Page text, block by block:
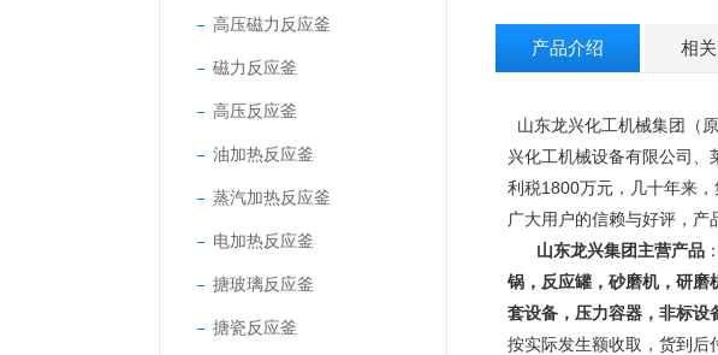
高压磁力反应釜
磁力反应釜
高压反应釜
油加热反应釜
蒸汽加热反应釜
电加热反应釜
搪玻璃反应釜
搪瓷反应釜
产品介绍 相
山东龙兴化工机械集团（
兴化工机械设备有限公司
利税1800万元，几十年来
广大用户的信赖与好评，产
山东龙兴集团主营产品 ：
锅，反应罐，砂磨机，研磨
套设备，压力容器，非标设
按实际发生额收取，货到后